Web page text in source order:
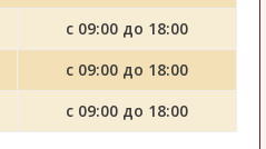
с 09:00 до 18:00
с 09:00 до 18:00
с 09:00 до 18:00